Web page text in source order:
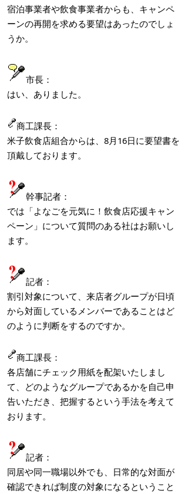
宿泊事業者や飲食事業者からも、キャンペ
ーンの再開を求める要望はあったのでしょ
うか。
市長：
はい、ありました。
商工課長：
米子飲食店組合からは、8月16日に要望書を
頂戴しております。
幹事記者：
では「よなごを元気に！飲食店応援キャン
ペーン」について質問のある社はお願いし
ます。
記者：
割引対象について、来店者グループが日頃
から対面しているメンバーであることはど
のように判断をするのですか。
商工課長：
各店舗にチェック用紙を配架いたしまし
て、どのようなグループであるかを自己申
告いただき、把握するという手法を考えて
おります。
記者：
同居や同一職場以外でも、日常的な対面が
確認できれば制度の対象になるということ